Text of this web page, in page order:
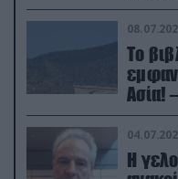
Το
Ασία!
Η